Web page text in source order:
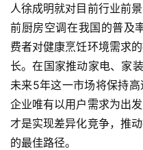
人徐成明就对目前行业前
前厨房空调在我国的普及
费者对健康烹饪环境需求
长。在国家推动家电、家
未来5年这一市场将保持高
企业唯有以用户需求为出
才是实现差异化竞争，推
的最佳路径。